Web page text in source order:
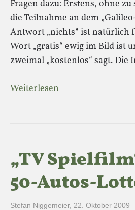
Fragen dazu: Erstens, ohne
die Teilnahme an dem
Antwort „nichts“ ist natürlich
Wort „gratis“ ewig im Bild ist
zweimal „kostenlos“ sagt.
Weiterlesen
„TV
50-Autos-
Stefan Niggemeier, 22. Oktober 2009